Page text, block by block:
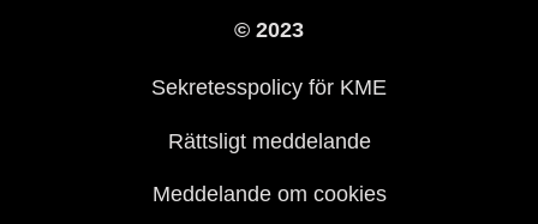
© 2023
Sekretesspolicy för KME
Rättsligt meddelande
Meddelande om cookies